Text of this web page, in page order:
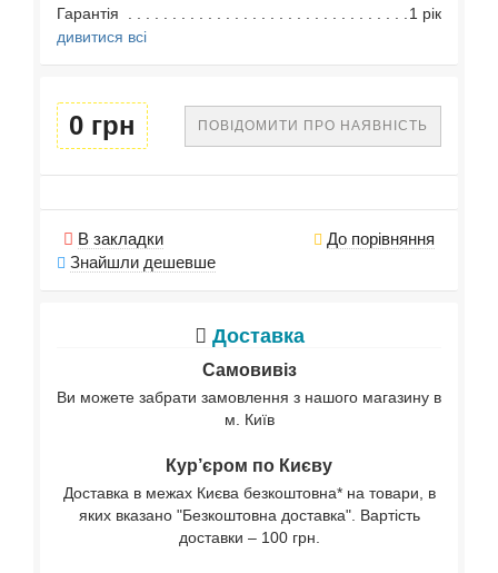
Гарантія
1 рік
дивитися всі
0 грн ПОВІДОМИТИ ПРО НАЯВНІСТЬ
В закладки
До порівняння
Знайшли дешевше
Доставка
Самовивіз
Ви можете забрати замовлення з нашого магазину в
м. Київ
Кур’єром по Києву
Доставка в межах Києва безкоштовна* на товари, в
яких вказано "Безкоштовна доставка". Вартість
доставки – 100 грн.